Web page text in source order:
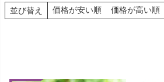
並び替え 価格が安い順 価格が高い順